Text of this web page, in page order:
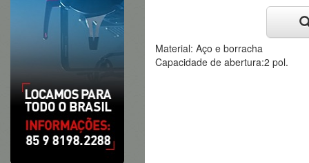
Material: Aço e borracha
Capacidade de abertura:2 pol.